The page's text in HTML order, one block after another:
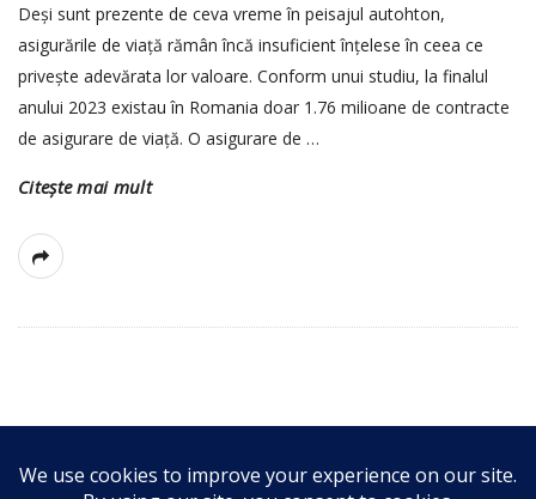
Deși sunt prezente de ceva vreme în peisajul autohton,
asigurările de viață rămân încă insuficient înțelese în ceea ce
privește adevărata lor valoare. Conform unui studiu, la finalul
anului 2023 existau în Romania doar 1.76 milioane de contracte
de asigurare de viață. O asigurare de …
Citește mai mult